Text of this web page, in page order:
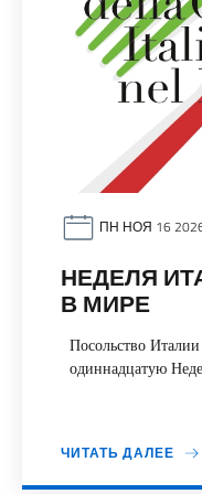
ПН НОЯ 16
НЕДЕЛЯ
В МИРЕ
Посольство
одиннадцатую
ЧИТАТЬ ДАЛЕЕ